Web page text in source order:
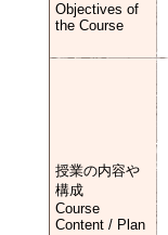
Objectives of
the Course
授業の内容や
構成
Course
Content / Plan